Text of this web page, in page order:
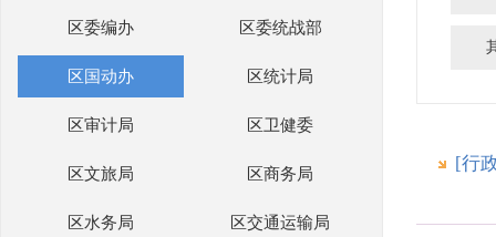
区委编办 区委统战部
区国动办 区统计局
区审计局 区卫健委
区文旅局 区商务局
区水务局 区交通运输局
[行